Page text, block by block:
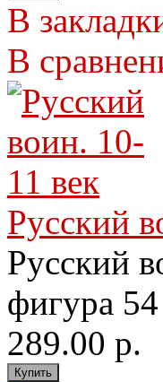
В
В
Русский
Русский
фигура
289.00 р.